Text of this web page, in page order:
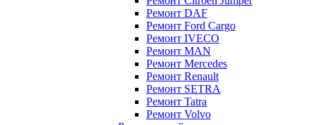
Ремонт DAF
Ремонт Ford Cargo
Ремонт IVECO
Ремонт MAN
Ремонт Mercedes
Ремонт Renault
Ремонт SETRA
Ремонт Tatra
Ремонт Volvo